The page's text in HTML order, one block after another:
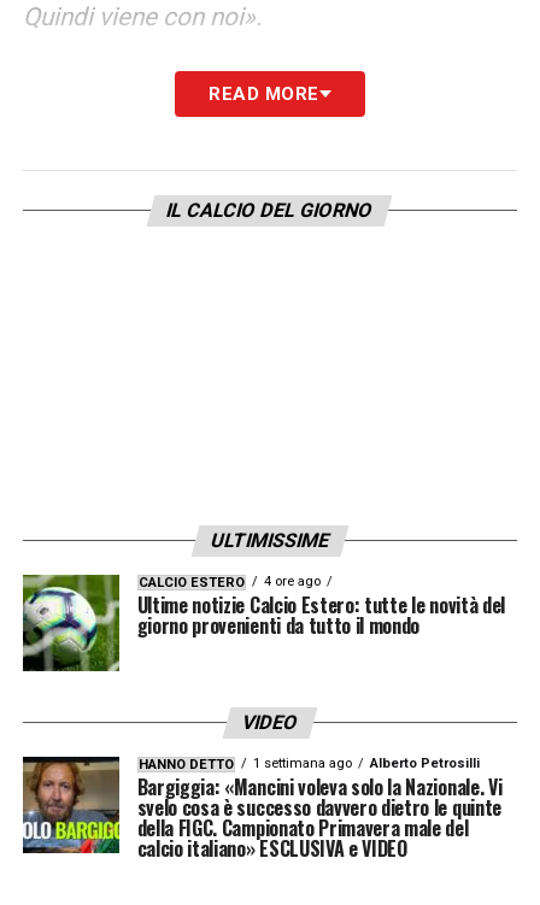
Quindi viene con noi».
CENE CON GASPERINI – «Io sto bene con
tutti, con molti di questo campionato qui. Io
messo curiosità: è il modo di fare, di
ragionare, di praticare un mestiere a fare la
tutti quelli che ha allenato. Tutti i suoi ex
calciatori che ora fanno gli allenatori
giocano tutti come lui: Palladino, Juric,
Bocchetti, Modesto. Guarda la Roma attuale:
calciatori trasformati da un punto di vista di
mentalità, sono calciatori totali. Ti sgama se
hai dei difetti, ti mette in superficie tue non
completezze e debolezze. Mancini ora fa gol
da tutte le parti, chiunque della squadra è
disponibile a sapersi comportare in
READ MORE
IL CALCIO DEL GIORNO
ULTIMISSIME
CALCIO ESTERO 4 ore ago
Ultime notizie Calcio Estero: tutte le novità del
giorno provenienti da tutto il mondo
VIDEO
HANNO DETTO 1 settimana ago Alberto Petrosilli
Bargiggia: «Mancini voleva solo la Nazionale. Vi
svelo cosa è successo davvero dietro le quinte
della FIGC. Campionato Primavera male del
calcio italiano» ESCLUSIVA e VIDEO